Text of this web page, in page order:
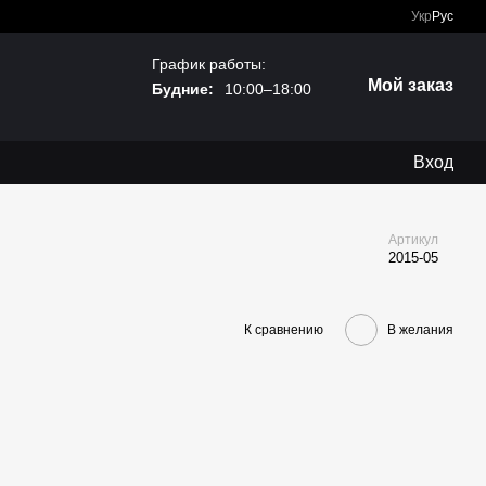
Укр Рус
График работы:
Будние:
10:00–18:00 Мой заказ
Вход
Артикул
2015-05
К сравнению В желания